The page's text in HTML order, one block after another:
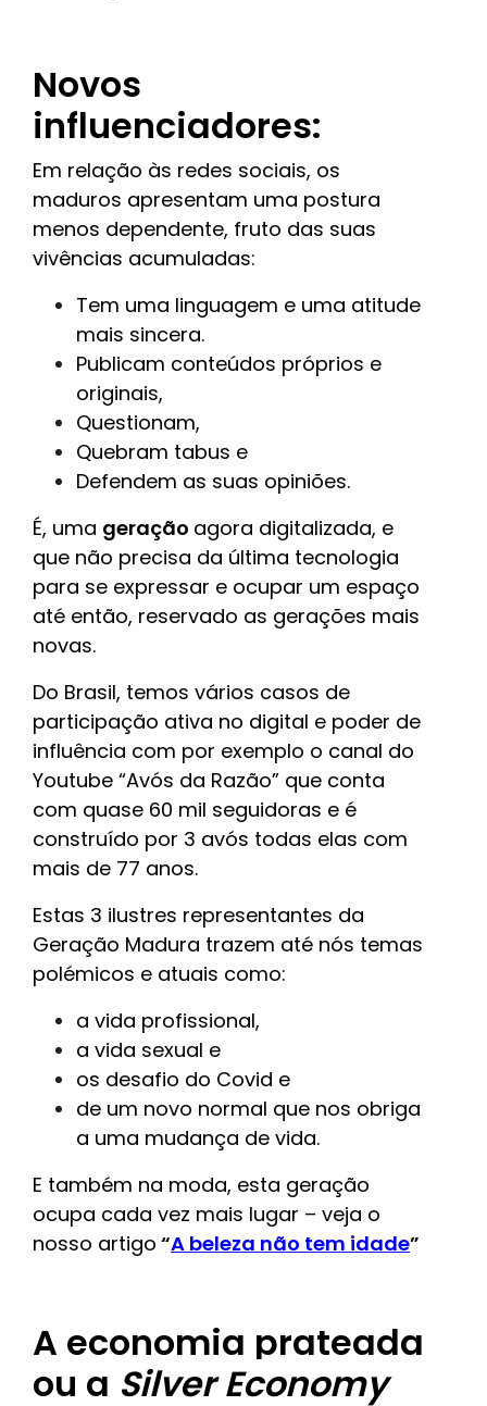
Novos
influenciadores:
Em relação às redes sociais, os
maduros apresentam uma postura
menos dependente, fruto das suas
vivências acumuladas:
Tem uma linguagem e uma atitude
mais sincera.
Publicam conteúdos próprios e
originais,
Questionam,
Quebram tabus e
Defendem as suas opiniões.
É, uma geração agora digitalizada, e
que não precisa da última tecnologia
para se expressar e ocupar um espaço
até então, reservado as gerações mais
novas.
Do Brasil, temos vários casos de
participação ativa no digital e poder de
influência com por exemplo o canal do
Youtube “Avós da Razão” que conta
com quase 60 mil seguidoras e é
construído por 3 avós todas elas com
mais de 77 anos.
Estas 3 ilustres representantes da
Geração Madura trazem até nós temas
polémicos e atuais como:
a vida profissional,
a vida sexual e
os desafio do Covid e
de um novo normal que nos obriga
a uma mudança de vida.
E também na moda, esta geração
ocupa cada vez mais lugar – veja o
nosso artigo “A beleza não tem idade”
A economia prateada
ou a Silver Economy